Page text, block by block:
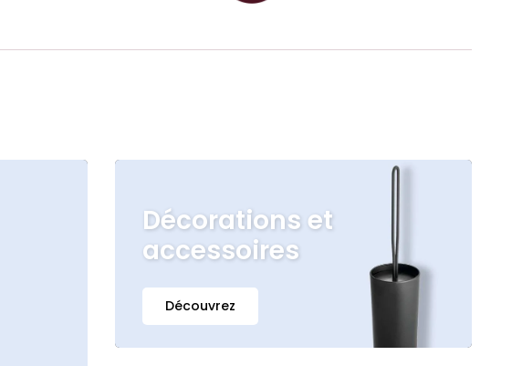
Décorations et
accessoires
Découvrez